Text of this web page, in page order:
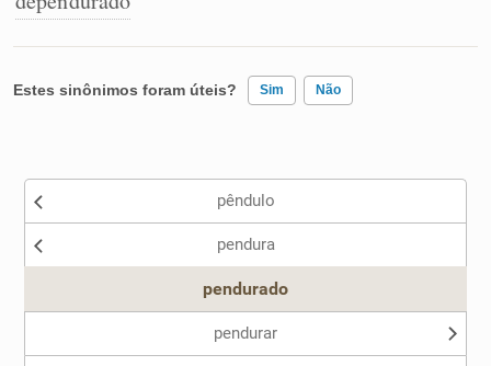
Dicionário
Estes sinônimos foram úteis? Sim Não
Nenhum dos sinônimos apresentados me ajudou
pêndulo
pendura
pendurado
pendurar